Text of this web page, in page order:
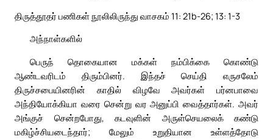
திருத்தூதர் பணிகள் நூலிலிருந்து வாசகம் 11: 21b-26; 13: 1-3
அந்நாள்களில்
பெருந் தொகையான மக்கள் நம்பிக்கை கொண்டு
ஆண்டவரிடம் திரும்பினர். இந்தச் செய்தி எருசலேம்
திருச்சபையினரின் காதில் விழவே அவர்கள் பர்னபாவை
அந்தியோக்கியா வரை சென்று வர அனுப்பி வைத்தார்கள். அவர்
அங்குச் சென்றபோது, கடவுளின் அருள்செயலைக் கண்டு
மகிழ்ச்சியடைந்தார்; மேலும் உறுதியான உள்ளத்தோடு